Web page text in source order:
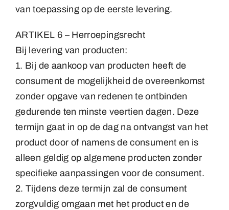
van toepassing op de eerste levering.
ARTIKEL 6 – Herroepingsrecht
Bij levering van producten:
1. Bij de aankoop van producten heeft de
consument de mogelijkheid de overeenkomst
zonder opgave van redenen te ontbinden
gedurende ten minste veertien dagen. Deze
termijn gaat in op de dag na ontvangst van het
product door of namens de consument en is
alleen geldig op algemene producten zonder
specifieke aanpassingen voor de consument.
2. Tijdens deze termijn zal de consument
zorgvuldig omgaan met het product en de